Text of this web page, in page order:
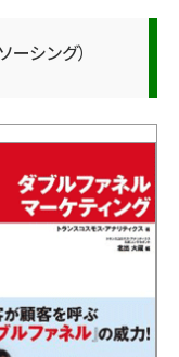
シング）